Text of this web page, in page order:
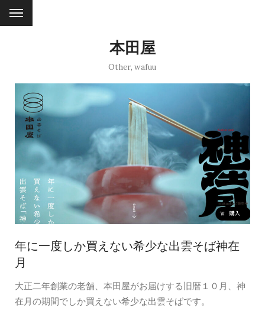
本田屋
Other,wafuu
年に一度しか買えない希少な出雲そば神在
月
大正二年創業の老舗、本田屋がお届けする旧暦１０月、神
在月の期間でしか買えない希少な出雲そばです。